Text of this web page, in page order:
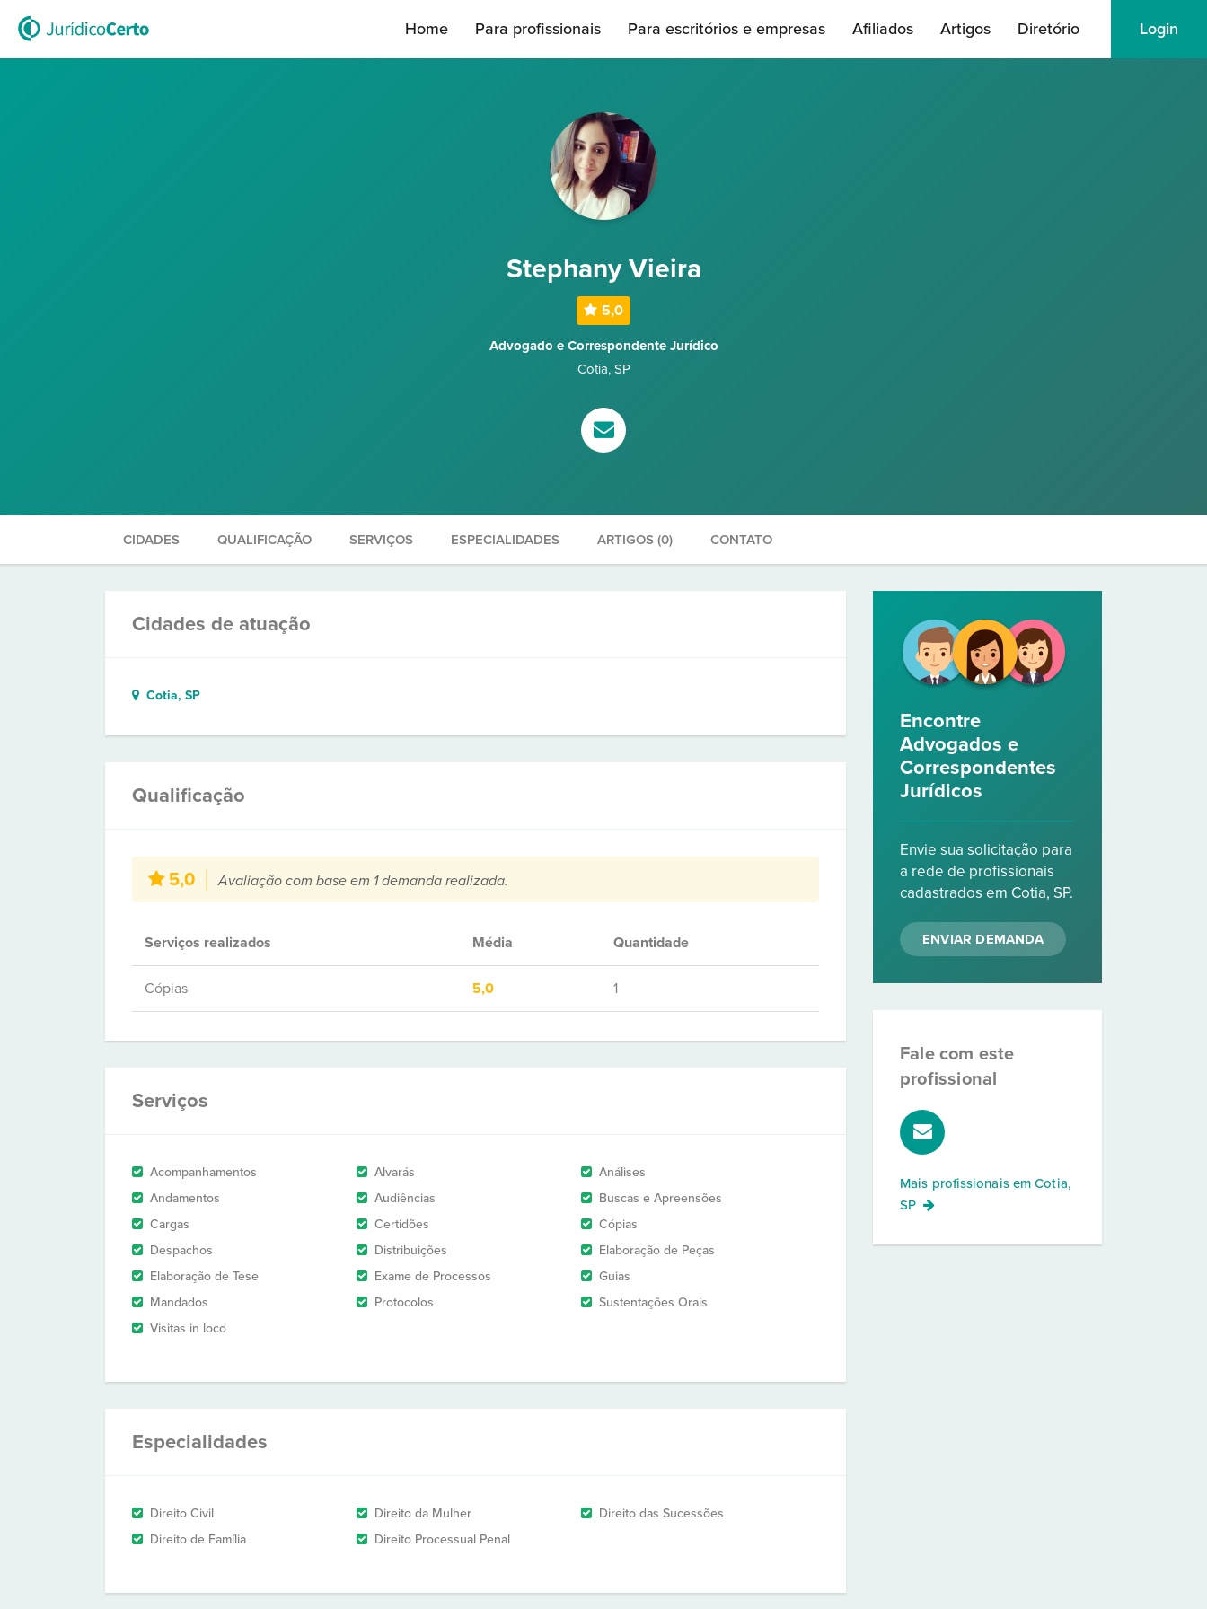
Home Para profissionais Para escritórios e empresas Afiliados Artigos Diretório Login
Stephany Vieira
5,0
Advogado e Correspondente Jurídico
Cotia, SP
CIDADES QUALIFICAÇÃO SERVIÇOS ESPECIALIDADES ARTIGOS (0) CONTATO
Cidades de atuação
Cotia, SP
Qualificação
5,0 Avaliação com base em 1 demanda realizada.
Serviços realizados Média Quantidade
Cópias 5,0 1
Serviços
Acompanhamentos Alvarás
Análises
Andamentos
Audiências
Buscas e Apreensões
Cargas
Certidões
Cópias
Despachos
Distribuições
Elaboração de Peças
Elaboração de Tese
Exame de Processos
Guias
Mandados
Protocolos
Sustentações Orais
Visitas in loco
Especialidades
Direito Civil Direito da Mulher
Direito das Sucessões
Direito de Família
Direito Processual Penal
Encontre
Advogados e
Correspondentes
Jurídicos
Envie sua solicitação para
a rede de profissionais
cadastrados em Cotia, SP.
ENVIAR DEMANDA
Fale com este
profissional
Mais profissionais emCotia,
SP